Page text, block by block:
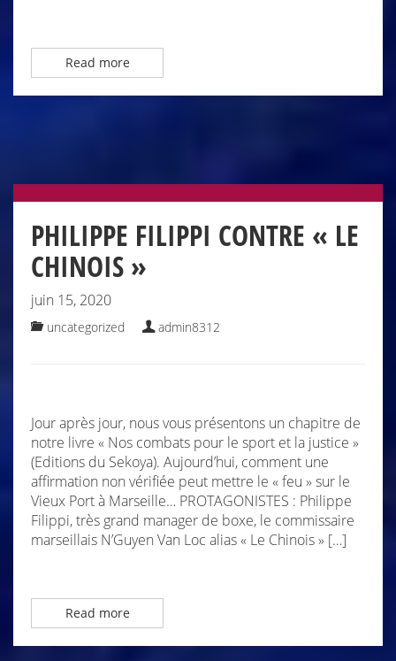
Read more
PHILIPPE FILIPPI CONTRE « LE
CHINOIS »
juin 15, 2020
uncategorized admin8312
Jour après jour, nous vous présentons un chapitre de
notre livre « Nos combats pour le sport et la justice »
(Editions du Sekoya). Aujourd’hui, comment une
affirmation non vérifiée peut mettre le « feu » sur le
Vieux Port à Marseille… PROTAGONISTES : Philippe
Filippi, très grand manager de boxe, le commissaire
marseillais N’Guyen Van Loc alias « Le Chinois » […]
Read more